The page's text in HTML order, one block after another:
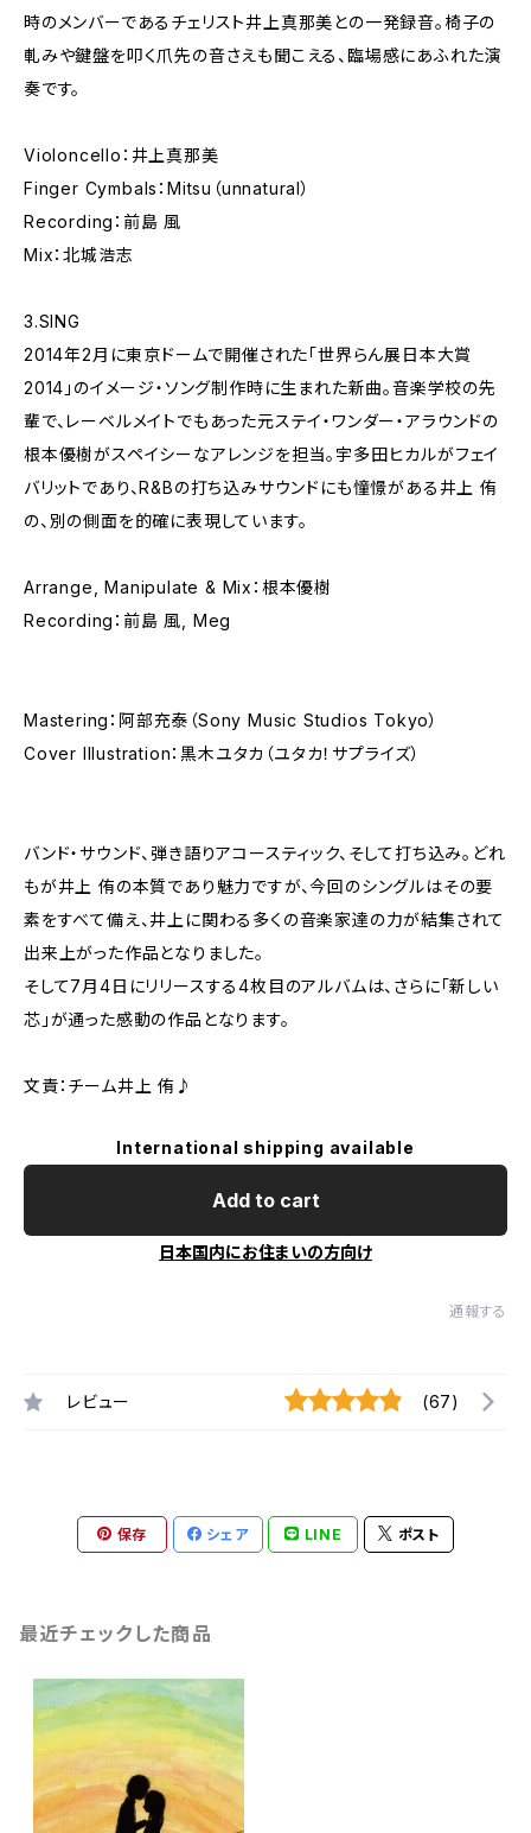
時のメンバーであるチェリスト井上真那美との一発録音。椅子の
軋みや鍵盤を叩く爪先の音さえも聞こえる、臨場感にあふれた演
奏です。
Violoncello：井上真那美
Finger Cymbals：Mitsu（unnatural）
Recording：前島 風
Mix：北城浩志
3.SING
2014年2月に東京ドームで開催された「世界らん展日本大賞
2014」のイメージ・ソング制作時に生まれた新曲。音楽学校の先
輩で、レーベルメイトでもあった元ステイ・ワンダー・アラウンドの
根本優樹がスペイシーなアレンジを担当。宇多田ヒカルがフェイ
バリットであり、R&Bの打ち込みサウンドにも憧憬がある井上 侑
の、別の側面を的確に表現しています。
Arrange, Manipulate & Mix：根本優樹
Recording：前島 風, Meg
Mastering：阿部充泰（Sony Music Studios Tokyo）
Cover Illustration：黒木ユタカ（ユタカ！サプライズ）
バンド・サウンド、弾き語りアコースティック、そして打ち込み。どれ
もが井上 侑の本質であり魅力ですが、今回のシングルはその要
素をすべて備え、井上に関わる多くの音楽家達の力が結集されて
出来上がった作品となりました。
そして7月4日にリリースする4枚目のアルバムは、さらに「新しい
芯」が通った感動の作品となります。
文責：チーム井上 侑♪
International shipping available
Add to cart
日本国内にお住まいの方向け
通報する
レビュー (67)
保存 シェア LINE ポスト
最近チェックした商品